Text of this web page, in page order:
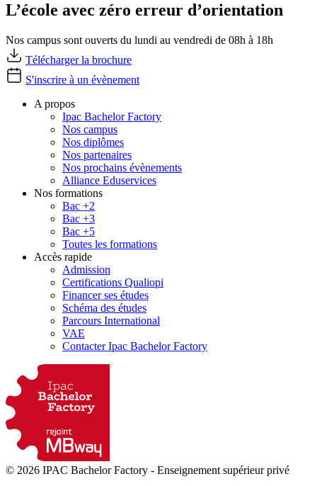
L’école avec zéro erreur d’orientation
Nos campus sont ouverts du lundi au vendredi de 08h à 18h
Télécharger la brochure
S'inscrire à un évènement
A propos
Ipac Bachelor Factory
Nos campus
Nos diplômes
Nos partenaires
Nos prochains évènements
Alliance Eduservices
Nos formations
Bac +2
Bac +3
Bac +5
Toutes les formations
Accès rapide
Admission
Certifications Qualiopi
Financer ses études
Schéma des études
Parcours International
VAE
Contacter Ipac Bachelor Factory
© 2026 IPAC Bachelor Factory - Enseignement supérieur privé